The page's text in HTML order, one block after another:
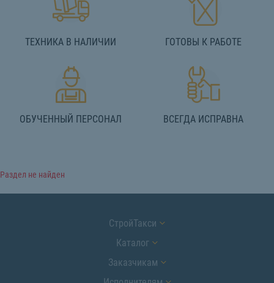
ТЕХНИКА В НАЛИЧИИ ГОТОВЫ К РАБОТЕ
ОБУЧЕННЫЙ ПЕРСОНАЛ ВСЕГДА ИСПРАВНА
Раздел не найден
СтройТакси
Каталог
Заказчикам